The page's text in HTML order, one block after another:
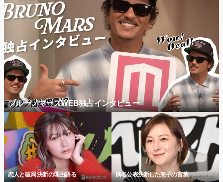
ブルーノマーズWEB独占インタビュー
恋人と破局 決断の理由語る 病名公表決断した息子の言葉